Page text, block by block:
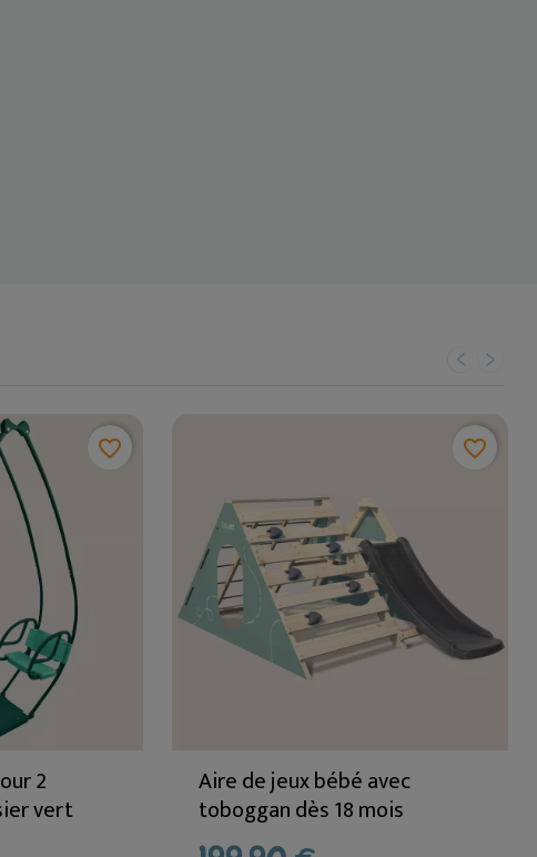
2
vert
favorite_border
Aire de jeux bébé avec
toboggan dès 18 mois
HERCULE
favorite_border